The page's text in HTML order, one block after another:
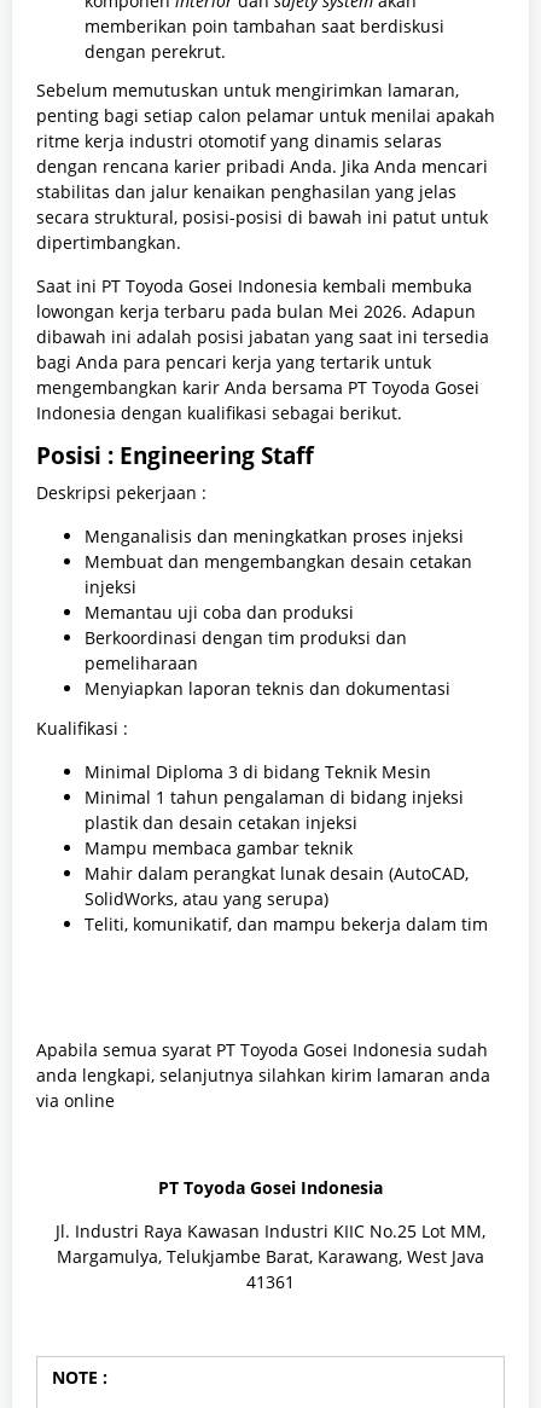
memberikan poin tambahan saat berdiskusi
dengan perekrut.
Sebelum memutuskan untuk mengirimkan lamaran,
penting bagi setiap calon pelamar untuk menilai apakah
ritme kerja industri otomotif yang dinamis selaras
dengan rencana karier pribadi Anda. Jika Anda mencari
stabilitas dan jalur kenaikan penghasilan yang jelas
secara struktural, posisi-posisi di bawah ini patut untuk
dipertimbangkan.
Saat ini PT Toyoda Gosei Indonesia kembali membuka
lowongan kerja terbaru pada bulan Mei 2026. Adapun
dibawah ini adalah posisi jabatan yang saat ini tersedia
bagi Anda para pencari kerja yang tertarik untuk
mengembangkan karir Anda bersama PT Toyoda Gosei
Indonesia dengan kualifikasi sebagai berikut.
Posisi : Engineering Staff
Deskripsi pekerjaan :
Menganalisis dan meningkatkan proses injeksi
Membuat dan mengembangkan desain cetakan
injeksi
Memantau uji coba dan produksi
Berkoordinasi dengan tim produksi dan
pemeliharaan
Menyiapkan laporan teknis dan dokumentasi
Kualifikasi :
Minimal Diploma 3 di bidang Teknik Mesin
Minimal 1 tahun pengalaman di bidang injeksi
plastik dan desain cetakan injeksi
Mampu membaca gambar teknik
Mahir dalam perangkat lunak desain (AutoCAD,
SolidWorks, atau yang serupa)
Teliti, komunikatif, dan mampu bekerja dalam tim
Apabila semua syarat PT Toyoda Gosei Indonesia sudah
anda lengkapi, selanjutnya silahkan kirim lamaran anda
via online
PT Toyoda Gosei Indonesia
Jl. Industri Raya Kawasan Industri KIIC No.25 Lot MM,
Margamulya, Telukjambe Barat, Karawang, West Java
41361
NOTE :